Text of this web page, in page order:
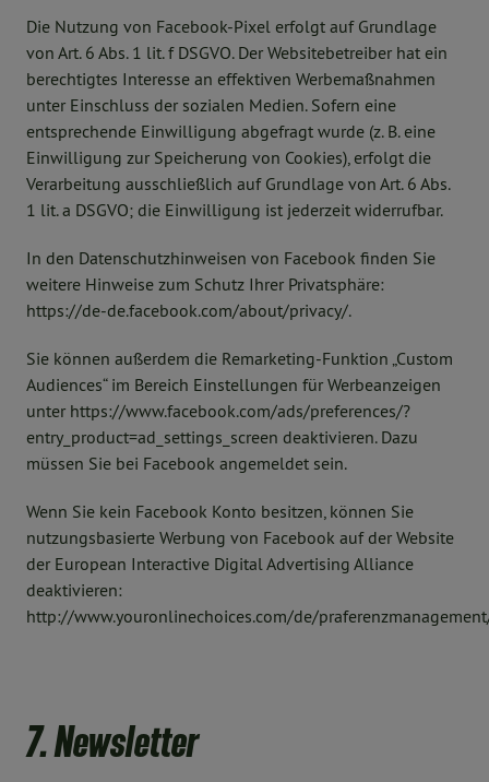
Die Nutzung von Facebook-Pixel erfolgt auf Grundlage
von Art. 6 Abs. 1 lit. f DSGVO. Der Websitebetreiber hat ein
berechtigtes Interesse an effektiven Werbemaßnahmen
unter Einschluss der sozialen Medien. Sofern eine
entsprechende Einwilligung abgefragt wurde (z. B. eine
Einwilligung zur Speicherung von Cookies), erfolgt die
Verarbeitung ausschließlich auf Grundlage von Art. 6 Abs.
1 lit. a DSGVO; die Einwilligung ist jederzeit widerrufbar.
In den Datenschutzhinweisen von Facebook finden Sie
weitere Hinweise zum Schutz Ihrer Privatsphäre:
https://de-de.facebook.com/about/privacy/.
Sie können außerdem die Remarketing-Funktion „Custom
Audiences“ im Bereich Einstellungen für Werbeanzeigen
unter https://www.facebook.com/ads/preferences/?
entry_product=ad_settings_screen deaktivieren. Dazu
müssen Sie bei Facebook angemeldet sein.
Wenn Sie kein Facebook Konto besitzen, können Sie
nutzungsbasierte Werbung von Facebook auf der Website
der European Interactive Digital Advertising Alliance
deaktivieren:
http://www.youronlinechoices.com/de/
7. Newsletter